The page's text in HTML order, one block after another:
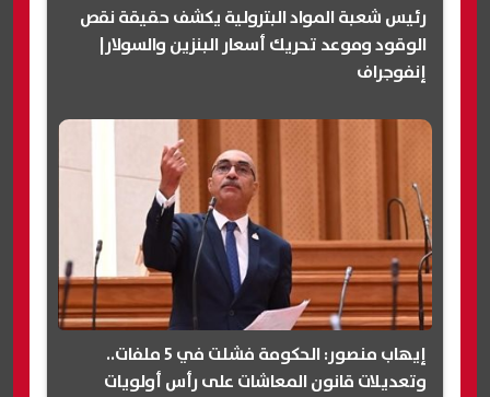
رئيس شعبة المواد البترولية يكشف حقيقة نقص
الوقود وموعد تحريك أسعار البنزين والسولار|
إنفوجراف
إيهاب منصور: الحكومة فشلت في 5 ملفات..
وتعديلات قانون المعاشات على رأس أولويات